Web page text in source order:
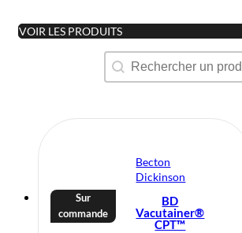
VOIR LES PRODUITS
Recherche produit
Rechercher
Sur
commande
Becton
Dickinson
BD
Vacutainer®
CPT™